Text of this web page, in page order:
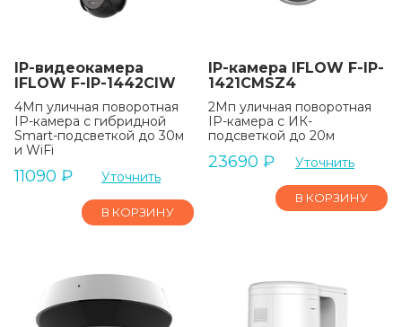
IP-видеокамера
IFLOW F-IP-1442CIW
4Мп уличная поворотная
IP-камера с гибридной
Smart-подсветкой до 30м
и WiFi
11090 ₽ Уточнить
В КОРЗИНУ
IP-камера IFLOW F-IP-
1421CMSZ4
2Мп уличная поворотная
IP-камера c ИК-
подсветкой до 20м
23690 ₽ Уточнить
В КОРЗИНУ